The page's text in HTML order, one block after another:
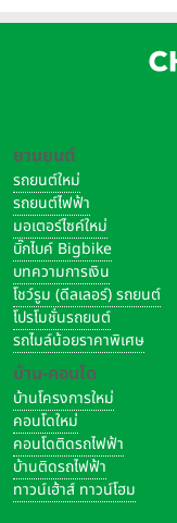
ยานยนต์
รถยนต์ใหม่
รถยนต์ไฟฟ้า
มอเตอร์ไซค์ใหม่
บิ๊กไบค์ Bigbike
บทความการเงิน
โชว์รูม (ดีลเลอร์) รถยนต์
โปรโมชั่นรถยนต์
รถไมล์น้อยราคาพิเศษ
บ้าน-คอนโด
บ้านโครงการใหม่
คอนโดใหม่
คอนโดติดรถไฟฟ้า
บ้านติดรถไฟฟ้า
ทาวน์เฮ้าส์ ทาวน์โฮม